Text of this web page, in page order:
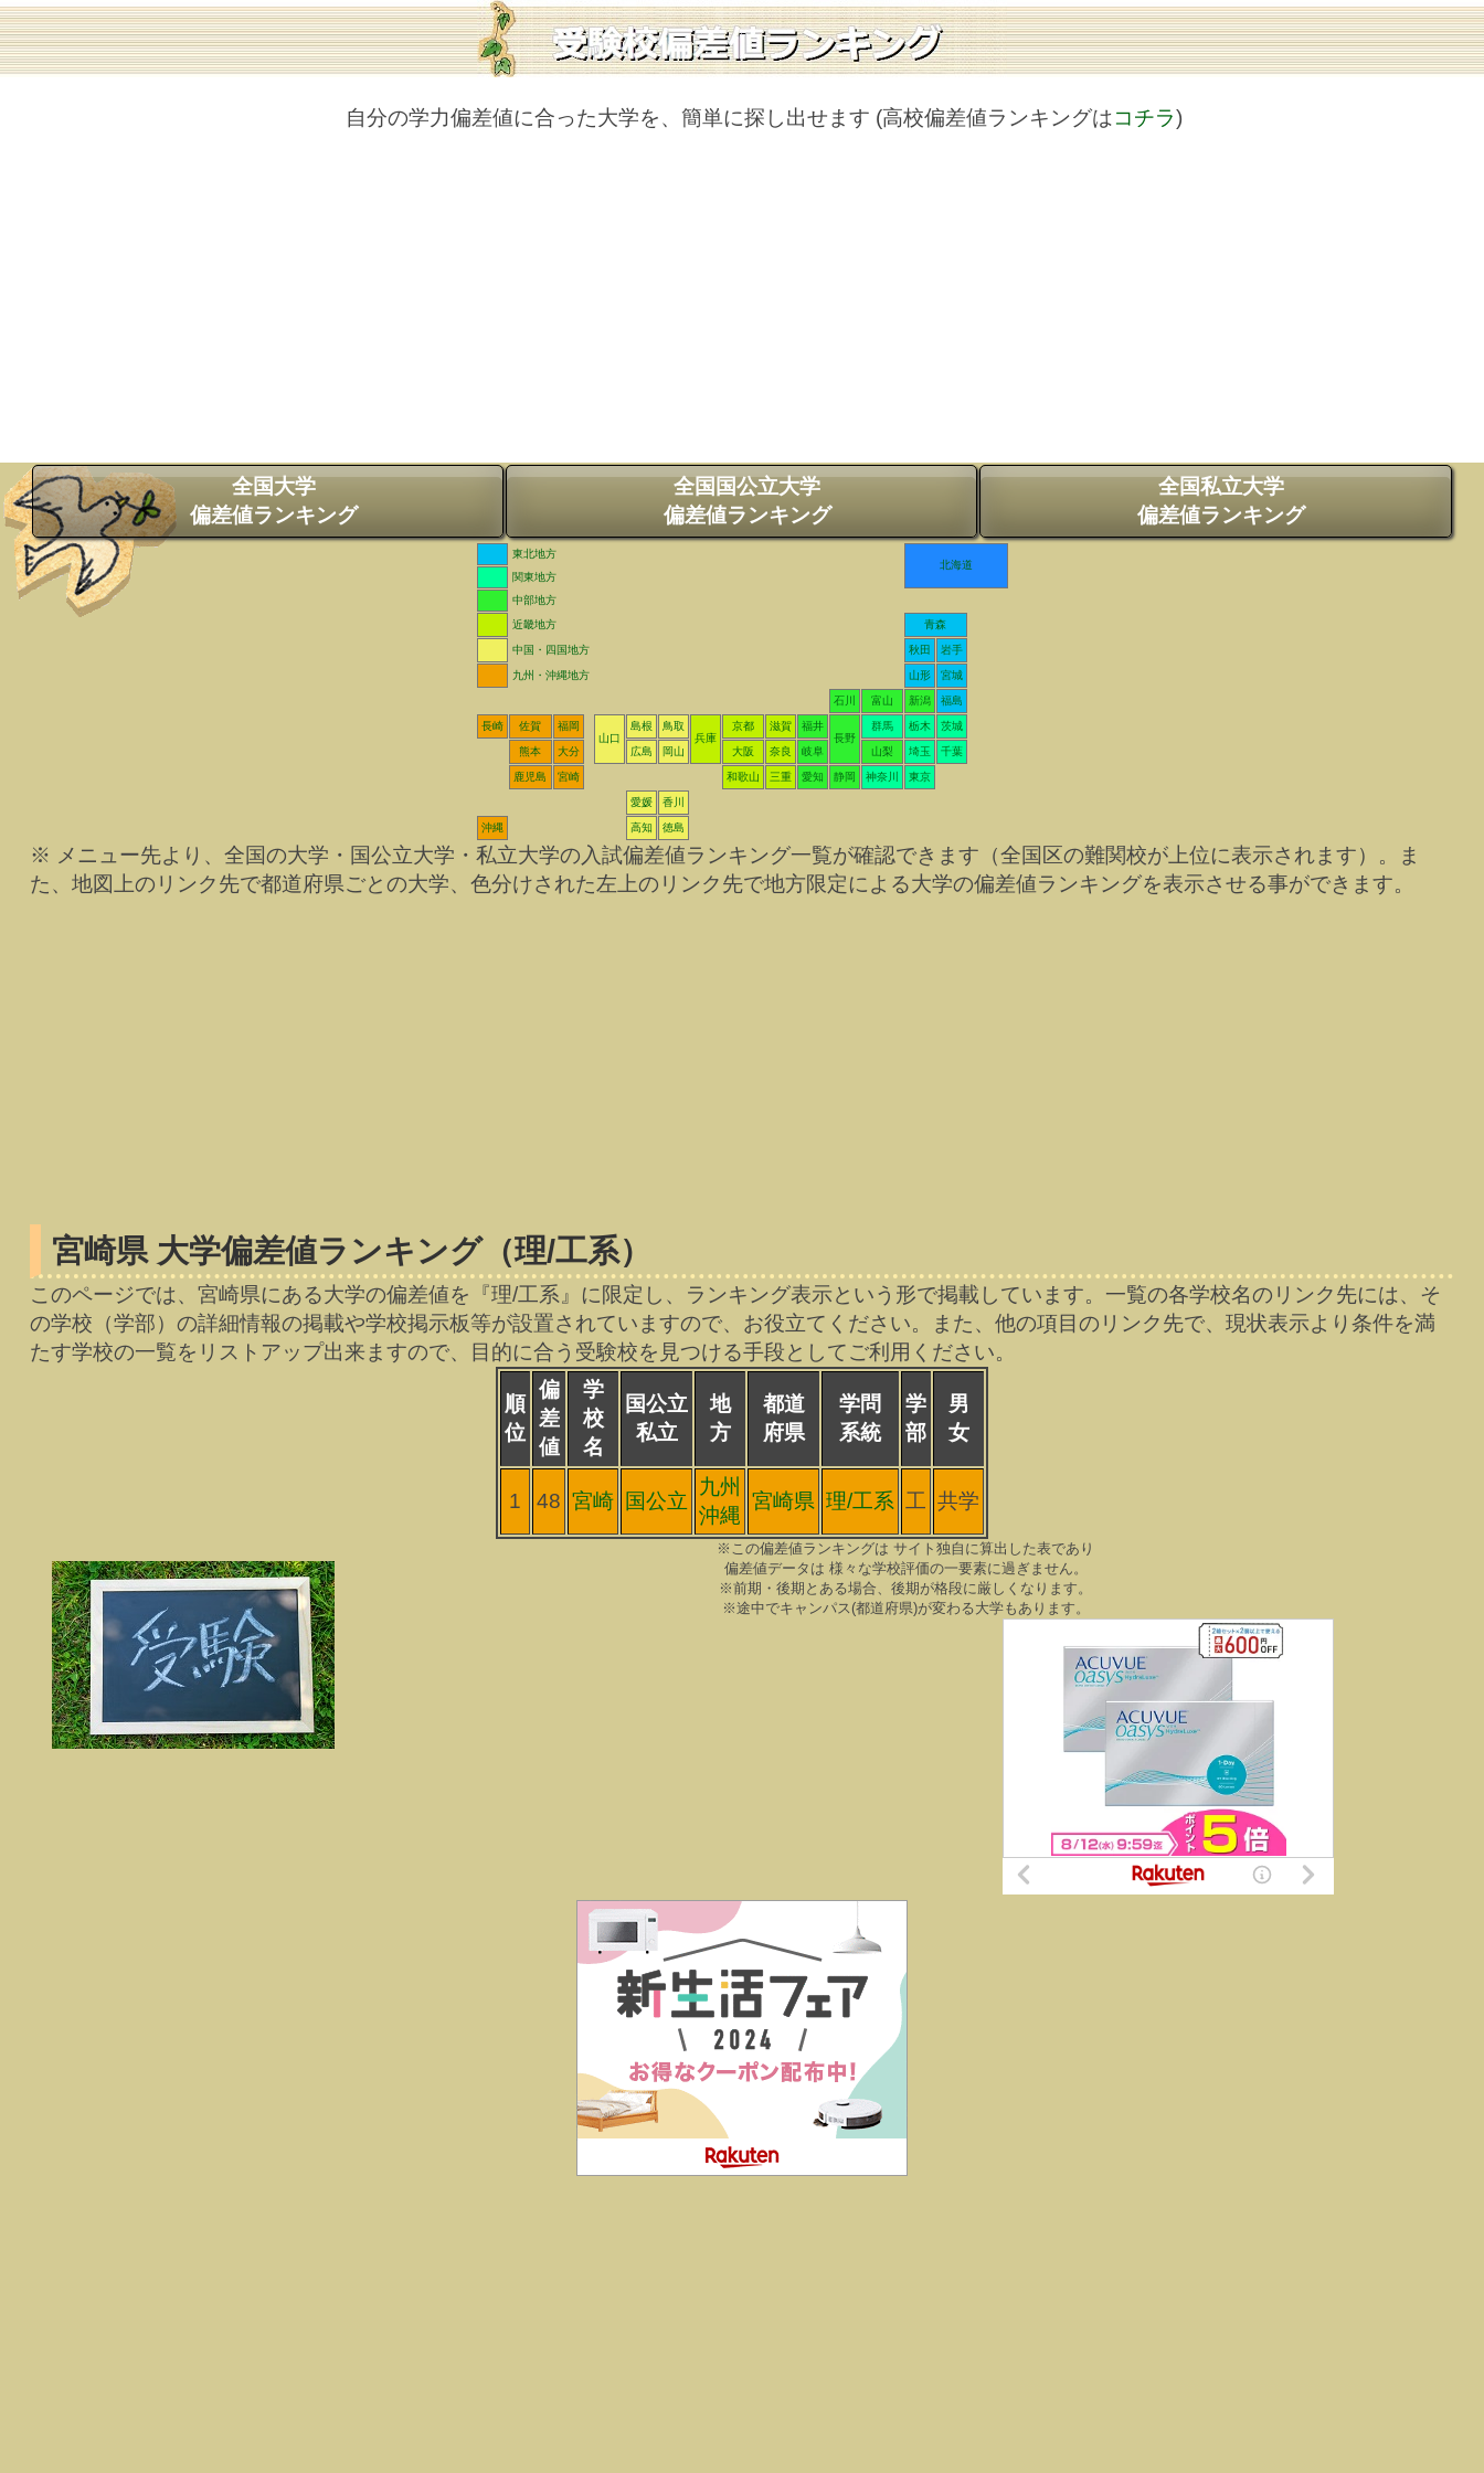
自分の学力偏差値に合った大学を、簡単に探し出せます (高校偏差値ランキングはコチラ)
全国大学
偏差値ランキング
全国国公立大学
偏差値ランキング
全国私立大学
偏差値ランキング
東北地方
北海道
関東地方
中部地方
近畿地方
青森
中国・四国地方 秋田 岩手
九州・沖縄地方 山形 宮城
石川 富山 新潟 福島
長崎 佐賀
福岡
山口
島根
鳥取
兵庫
京都 滋賀
福井
長野
群馬 栃木 茨城
熊本 大分 広島 岡山 大阪 奈良 岐阜 山梨 埼玉 千葉
鹿児島 宮崎 和歌山 三重 愛知 静岡 神奈川 東京
愛媛 香川
沖縄 高知 徳島
※ メニュー先より、全国の大学・国公立大学・私立大学の入試偏差値ランキング一覧が確認できます（全国区の難関校が上位に表示されます）。ま
た、地図上のリンク先で都道府県ごとの大学、色分けされた左上のリンク先で地方限定による大学の偏差値ランキングを表示させる事ができます。
宮崎県 大学偏差値ランキング（理/工系）
このページでは、宮崎県にある大学の偏差値を『理/工系』に限定し、ランキング表示という形で掲載しています。一覧の各学校名のリンク先には、そ
の学校（学部）の詳細情報の掲載や学校掲示板等が設置されていますので、お役立てください。また、他の項目のリンク先で、現状表示より条件を満
たす学校の一覧をリストアップ出来ますので、目的に合う受験校を見つける手段としてご利用ください。
順
位
偏
差
値
学
校
名
国公立
私立
地
方
都道
府県
学問
系統
学
部
男
女
1 48 宮崎 国公立
九州
沖縄
宮崎県 理/工系 工 共学
※この偏差値ランキングは サイト独自に算出した表であり
偏差値データは 様々な学校評価の一要素に過ぎません。
※前期・後期とある場合、後期が格段に厳しくなります。
※途中でキャンパス(都道府県)が変わる大学もあります。